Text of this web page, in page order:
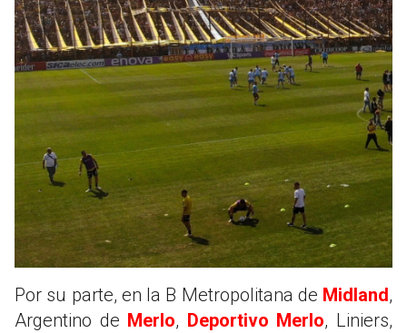
Por su parte, en la B Metropolitana de Midland,
Argentino de Merlo, Deportivo Merlo, Liniers,